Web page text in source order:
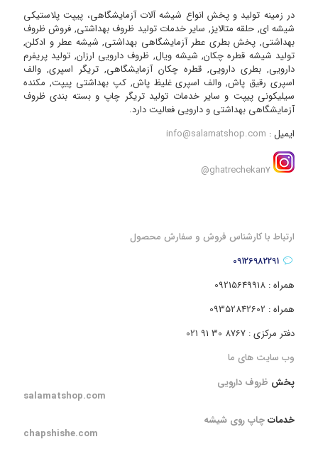
در زمینه تولید و پخش انواع شیشه آلات آزمایشگاهی، پیپت پلاستیکی
شیشه ای, حلقه متالایز, سایر خدمات تولید ظروف بهداشتی, فروش ظروف
بهداشتی, پخش بطری عطر آزمایشگاهی بهداشتی, شیشه عطر و ادکلن,
تولید شیشه قطره چکان, شیشه ویال, ظروف دارویی ارزان, تولید پریفرم
دارویی, بطری دارویی, قطره چکان آزمایشگاهی, تریگر اسپری, والف
اسپری رقیق پاش, والف اسپری غلیظ پاش, کپ بهداشتی پیپت, مکنده
سیلیکونی پیپت و سایر خدمات تولید تریگر چاپ و بسته بندی ظروف
آزمایشگاهی بهداشتی و دارویی فعالیت دارد.
ایمیل : info@salamatshop.com
ghatrechekan7@
ارتباط با کارشناس فروش و سفارش محصول
09126982291
همراه : 09215649918
همراه : 09352842602
دفتر مرکزی : 8767 30 91 021
وب سایت های ما
پخش ظروف دارویی
salamatshop.com
خدماتچاپ روی شیشه
chapshishe.com